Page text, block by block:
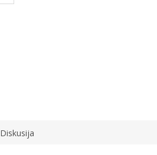
Diskusija